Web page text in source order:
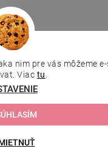
nim pre vás môžeme
Viac tu